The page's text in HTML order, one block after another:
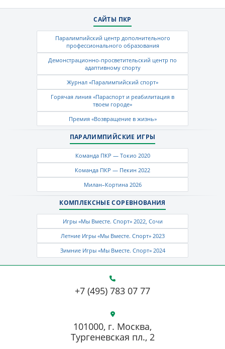
САЙТЫ ПКР
Паралимпийский центр дополнительного
профессионального образования
Демонстрационно-просветительский центр по
адаптивному спорту
Журнал «Паралимпийский спорт»
Горячая линия «Параспорт и реабилитация в
твоем городе»
Премия «Возвращение в жизнь»
ПАРАЛИМПИЙСКИЕ ИГРЫ
Команда ПКР — Токио 2020
Команда ПКР — Пекин 2022
Милан–Кортина 2026
КОМПЛЕКСНЫЕ СОРЕВНОВАНИЯ
Игры «Мы Вместе. Спорт» 2022, Сочи
Летние Игры «Мы Вместе. Спорт» 2023
Зимние Игры «Мы Вместе. Спорт» 2024
+7 (495) 783 07 77
101000, г. Москва,
Тургеневская пл., 2